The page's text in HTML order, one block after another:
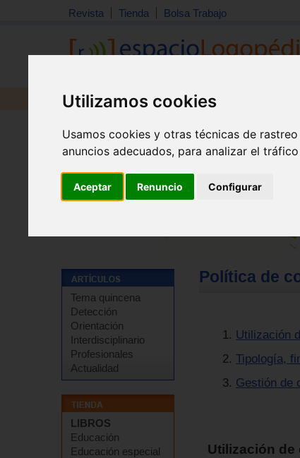
Utilizamos cookies
Usamos cookies y otras técnicas de
anuncios adecuados, para analizar el
Aceptar Renuncio Configurar
Revista Tienda Bolsa Trabajo
Revista Libros Material
Inicio Nosotros >
Tema quincena
Detección
Orientación
Interdisciplinario
Profesionales
Actualidad
LIBROS
Educación
Educación especial
Política de
Utilización
Tipología,
Gestión de
Utilización de